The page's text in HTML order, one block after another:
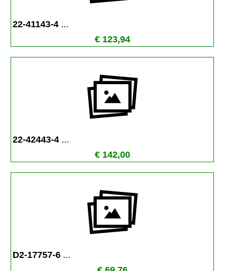
22-41143-4 ...
€ 123,94
22-42443-4 ...
€ 142,00
D2-17757-6 ...